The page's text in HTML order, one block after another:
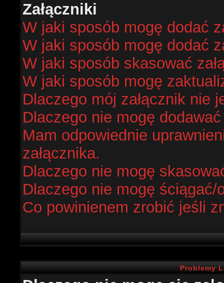
Załączniki
W jaki sposób mogę dodać
W jaki sposób mogę dodać
W jaki sposób skasować
W jaki sposób mogę
Dlaczego mój załącznik nie
Dlaczego nie mogę dodawać
Mam odpowiednie
załącznika.
Dlaczego nie mogę
Dlaczego nie mogę ściągać/
Co powinienem zrobić jeśli
Problemy